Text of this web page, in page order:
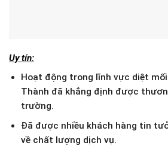
Uy tín:
Hoạt động trong lĩnh vực diệt
Thành đã khẳng định được
trường.
Đã được nhiều khách hàng tin
về chất lượng dịch vụ.